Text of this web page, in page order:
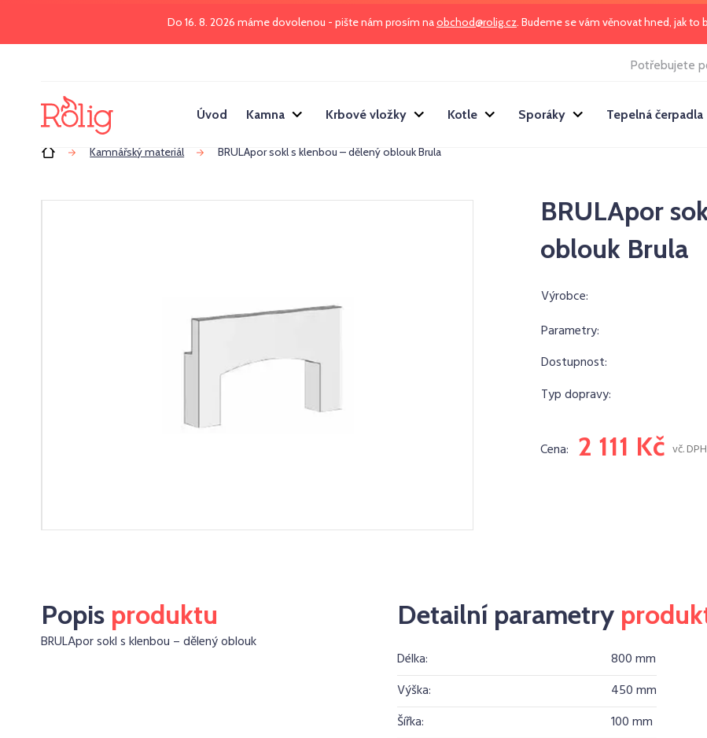
Do 16. 8. 2026 máme dovolenou - pište nám prosím naobchod@rolig.cz. Budeme se vám věnovat hned, jak
Potřebujete
Úvod Kamna Krbové vložky Kotle Sporáky Tepelná čerpadla
Úvod Kamnářský materiál BRULApor sokl s klenbou – dělený oblouk Brula
BRULApor
oblouk Brula
Výrobce:
Parametry:
Dostupnost:
Typ dopravy:
Cena: 2 111 Kč vč. DPH
Popis produktu
BRULApor sokl s klenbou – dělený oblouk
Detailní parametry
Délka:
800 mm
Výška:
450 mm
Šířka:
100 mm